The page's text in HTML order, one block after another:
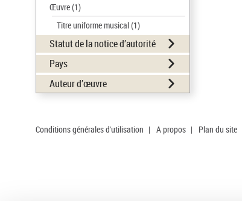
Œuvre(1)
Titre uniforme musical(1)
Statut de la notice d’autorité
Pays
Auteur d’œuvre
Conditions générales d'utilisation | A propos | Plan du site